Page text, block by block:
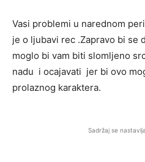
Vasi problemi u narednom
je o ljubavi rec .Zapravo bi se
moglo bi vam biti slomljeno
nadu i ocajavati jer bi ovo
prolaznog karaktera.
Sadržaj se